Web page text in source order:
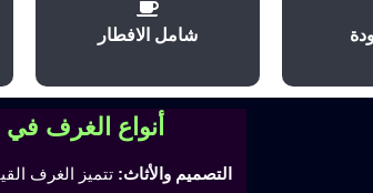
شامل الافطار
أنواع الغرف
التصميم والأثاث: تتميز الغرف